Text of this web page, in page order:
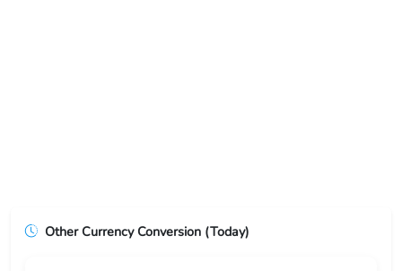
Other Currency Conversion (Today)